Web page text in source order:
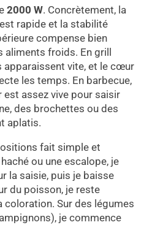
2000 W. Concrètement, la
rapide et la stabilité
compense bien
aliments froids. En grill
apparaissent vite, et le cœur
les temps. En barbecue,
est assez vive pour saisir
des brochettes ou des
aplatis.
fait simple et
ou une escalope, je
la saisie, puis je baisse
du poisson, je reste
coloration. Sur des légumes
je commence